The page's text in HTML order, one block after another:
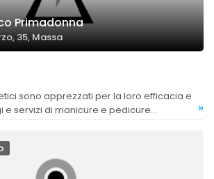
Primadonna
35, Massa
e servizi di manicure e pedicure
»